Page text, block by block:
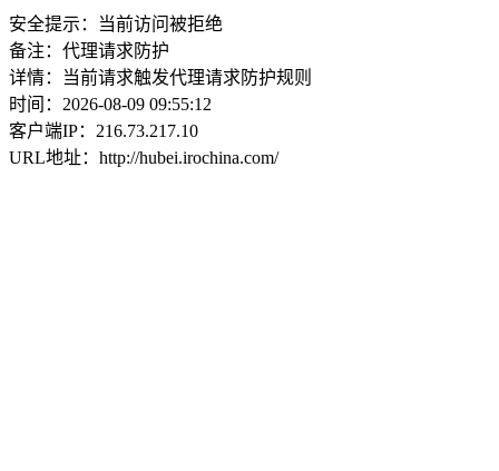
安全提示：当前访问被拒绝
备注：代理请求防护
详情：当前请求触发代理请求防护规则
时间：2026-08-09 09:55:12
客户端IP：216.73.217.10
URL地址：http://hubei.irochina.com/